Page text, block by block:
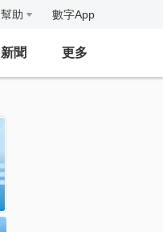
幫助 數字App
新聞 更多